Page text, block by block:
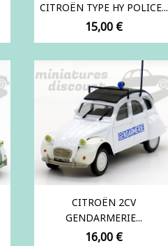
CITROËN TYPE HY POLICE...
Prix
15,00 €
CITROËN 2CV
GENDARMERIE...
Prix
16,00 €